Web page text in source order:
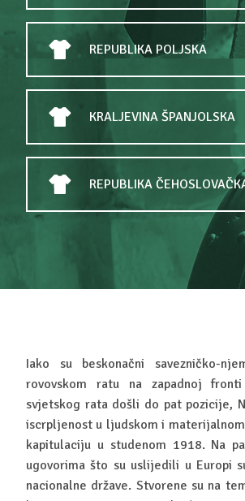
REPUBLIKA POLJSKA
KRALJEVINA ŠPANJOLSKA
REPUBLIKA
Iako su beskonačni savezničko-
rovovskom ratu na zapadnoj
svjetskog rata došli do pat pozicije,
iscrpljenost u ljudskom i
kapitulaciju u studenom 1918. Na
ugovorima što su uslijedili u Europi
nacionalne države. Stvorene su na